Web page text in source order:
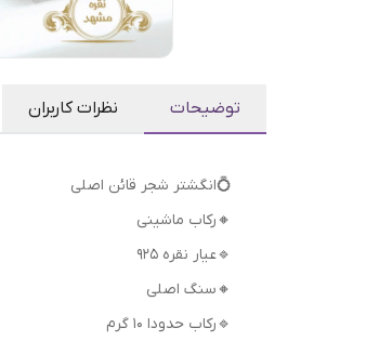
توضیحات نظرات کاربران
💍انگشتر شجر قائن اصلی
🔸رکاب ماشینی
🔹عیار نقره 925
🔸سنگ اصلی
🔹رکاب حدودا ۱۰ گرم